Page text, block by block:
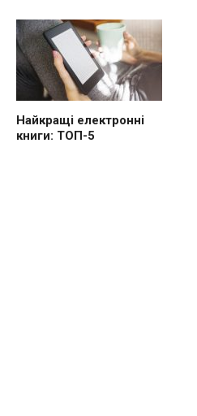
Найкращі електронні
книги: ТОП-5